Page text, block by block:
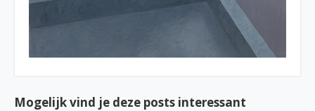
Mogelijk vind je deze posts interessant